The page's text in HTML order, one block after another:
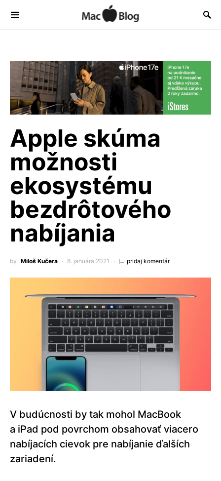
Apple skúma
možnosti
ekosystému
bezdrôtového
nabíjania
by Miloš Kučera 8. januára 2021 pridaj komentár
V budúcnosti by tak mohol MacBook
a iPad pod povrchom obsahovať viacero
nabíjacích cievok pre nabíjanie ďalších
zariadení.